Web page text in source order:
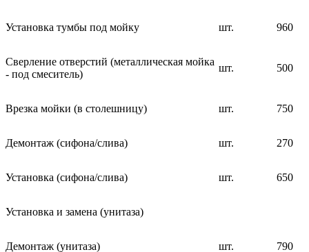
Установка тумбы под мойку шт. 960
Сверление отверстий (металлическая мойка
- под смеситель)
шт. 500
Врезка мойки (в столешницу) шт. 750
Демонтаж (сифона/слива) шт. 270
Установка (сифона/слива) шт. 650
Установка и замена (унитаза)
Демонтаж (унитаза) шт. 790